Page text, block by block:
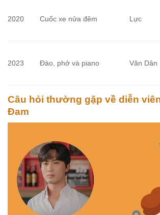
2020 Cuốc xe nửa đêm Lực
2023 Đào, phở và piano Văn Dân
Câu hỏi thường gặp về diễn
Đam